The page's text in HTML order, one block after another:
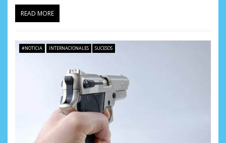
READ MORE
#NOTICIA INTERNACIONALES SUCESOS